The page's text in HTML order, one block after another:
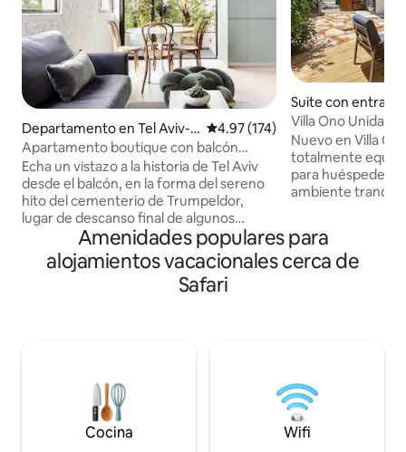
Departamento en Tel Aviv-Y
afo
Calificación promedio: 4.97 de
4.97 (174)
Apartamento boutique con balcón
soleado en la calle Hovevei Zion
Echa un vistazo a la historia de Tel Aviv
desde el balcón, en la forma del sereno
hito del cementerio de Trumpeldor,
lugar de descanso final de algunos
conocidos israelíes. Las vistas al jardín
también abundan y hay muchos objetos
de arte de artistas y diseñadores locales.
Situado en la hermosa, tranquila y
IVA a tu reservación si así lo exige la ley
israelí (ciudadanos israelíes y huéspedes
con visas de trabajo) Recién renovado e
impecablemente diseñado por los
Suite con
e en Kiryat Ono
Villa Ono Unidad
individual
Nuevo en Villa
totalmente
para huéspedes
ambiente
acogedora sala
zona de cocina.
desconéctate en
y elegante.
Amenidades populares para
alojamientos vacacionales cerca de
Safari
Cocina Wifi